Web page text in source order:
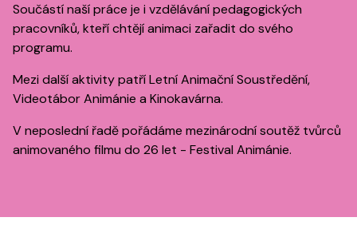
Součástí naší práce je i vzdělávání pedagogických
pracovníků, kteří chtějí animaci zařadit do svého
programu.
Mezi další aktivity patří Letní Animační Soustředění,
Videotábor Animánie a Kinokavárna.
V neposlední řadě pořádáme mezinárodní soutěž tvůrců
animovaného filmu do 26 let - Festival Animánie.